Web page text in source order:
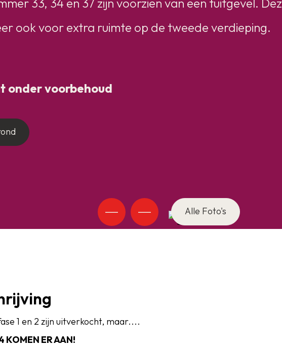
33, 34 en 37 zijn voorzien van een tuitgevel.
ook voor extra ruimte op de tweede verdieping.
onder voorbehoud
Alle Foto's
1 en 2 zijn uitverkocht, maar....
KOMEN ER AAN!